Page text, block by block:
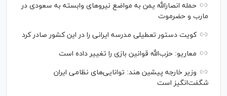
حمله انصارالله یمن به مواضع نیرو‌های وابسته به سعودی در
مارب و حضرموت
کویت دستور تعطیلی مدرسه ایرانی را در این کشور صادر کرد
معاریو: حزب‌الله قوانین بازی را تغییر داده است
وزیر خارجه پیشین هند: توانایی‌های نظامی ایران
شگفت‌انگیز است